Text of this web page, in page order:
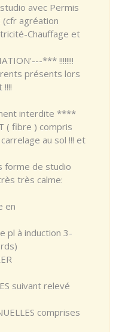
avec Permis
(cfr agréation
Chauffage et
*** !!!!!!!!
présents lors
interdite ****
( fibre ) compris
au sol !!! et
forme de studio
très calme:
en
pl à induction 3-
suivant relevé
comprises